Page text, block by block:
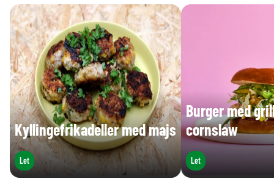
Kyllingefrikadeller med majs
Let
Burger med
cornslaw
Let